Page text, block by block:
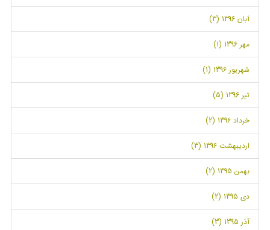
آبان 1396 (3)
مهر 1396 (1)
شهریور 1396 (1)
تیر 1396 (5)
خرداد 1396 (2)
اردیبهشت 1396 (3)
بهمن 1395 (2)
دی 1395 (2)
آذر 1395 (3)